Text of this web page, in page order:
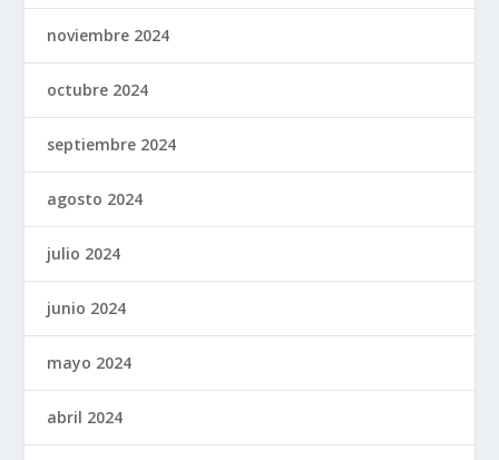
noviembre 2024
octubre 2024
septiembre 2024
agosto 2024
julio 2024
junio 2024
mayo 2024
abril 2024